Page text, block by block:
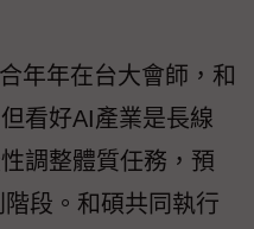
年年在台大會師，和
看好AI產業是長線
調整體質任務，預
段。和碩共同執行